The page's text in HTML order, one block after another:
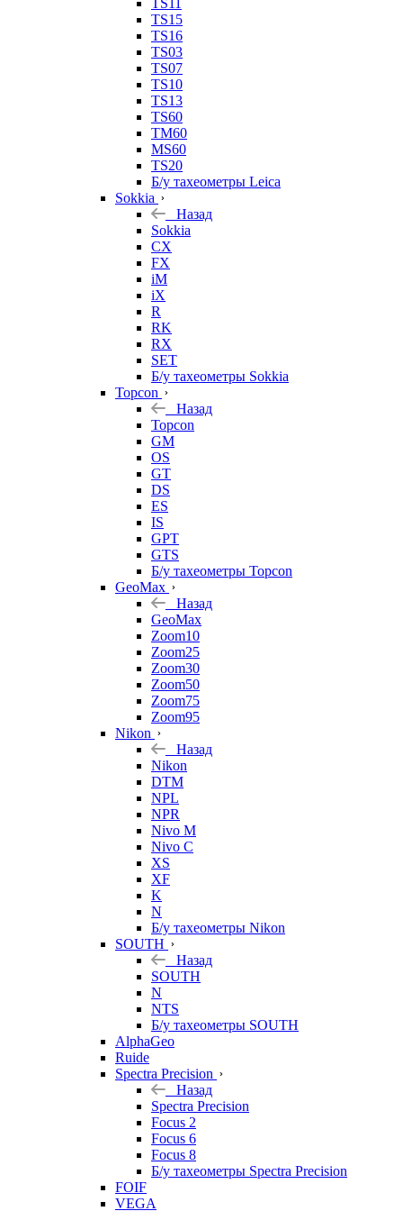
TS11
TS15
TS16
TS03
TS07
TS10
TS13
TS60
TM60
MS60
TS20
Б/у тахеометры Leica
Sokkia
Назад
Sokkia
CX
FX
iM
iX
R
RK
RX
SET
Б/у тахеометры Sokkia
Topcon
Назад
Topcon
GM
OS
GT
DS
ES
IS
GPT
GTS
Б/у тахеометры Topcon
GeoMax
Назад
GeoMax
Zoom10
Zoom25
Zoom30
Zoom50
Zoom75
Zoom95
Nikon
Назад
Nikon
DTM
NPL
NPR
Nivo M
Nivo C
XS
XF
K
N
Б/у тахеометры Nikon
SOUTH
Назад
SOUTH
N
NTS
Б/у тахеометры SOUTH
AlphaGeo
Ruide
Spectra Precision
Назад
Spectra Precision
Focus 2
Focus 6
Focus 8
Б/у тахеометры Spectra Precision
FOIF
VEGA